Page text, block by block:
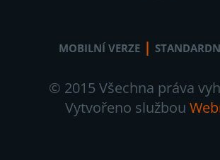
MOBILNÍ VERZE |
© 2015 Všechna práva
Vytvořeno službou